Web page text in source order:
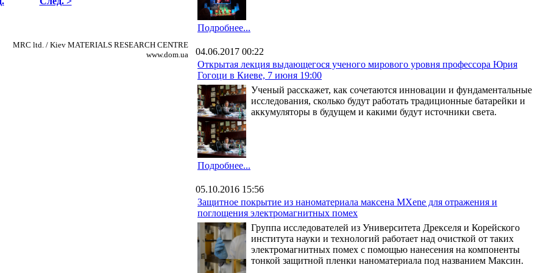
MRC ltd. / Kiev MATERIALS RESEARCH CENTRE
www.dom.ua
Подробнее...
04.06.2017 00:22
Открытая лекция выдающегося ученого мирового уровня профессора Юрия
Гогоци в Киеве, 7 июня 19:00
Ученый расскажет, как сочетаются инновации и фундаментальные
исследования, сколько будут работать традиционные батарейки и
аккумуляторы в будущем и какими будут источники света.
Подробнее...
05.10.2016 15:56
Защитное покрытие из наноматериала максена MXene для отражения и
поглощения электромагнитных помех
Группа исследователей из Университета Дрекселя и Корейского
института науки и технологий работает над очисткой от таких
электромагнитных помех с помощью нанесения на компоненты
тонкой защитной пленки наноматериала под названием Максин.